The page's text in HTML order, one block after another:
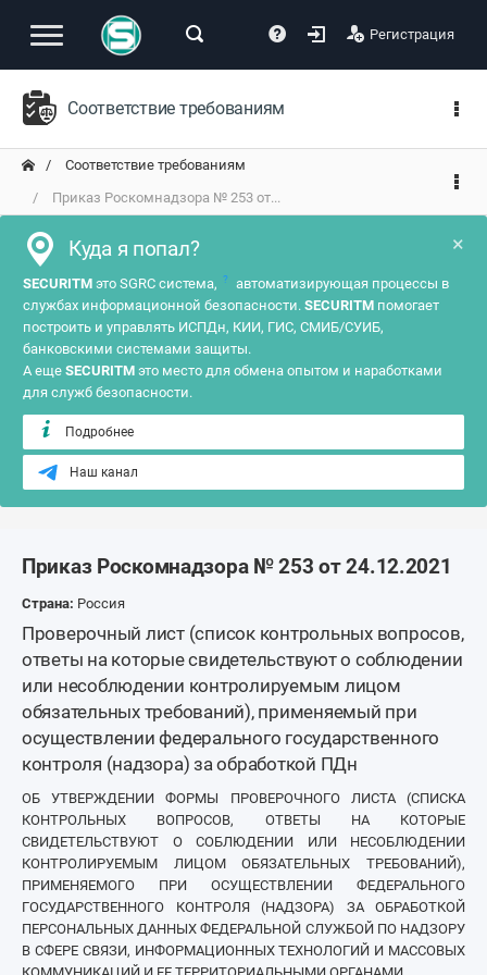
Регистрация
Соответствие требованиям
Соответствие требованиям
Приказ Роскомнадзора № 253 от...
×
Куда я попал?
SECURITM это SGRC система, ?
автоматизирующая процессы в
службах информационной безопасности. SECURITM помогает
построить и управлять ИСПДн, КИИ, ГИС, СМИБ/СУИБ,
банковскими системами защиты.
А еще SECURITM это место для обмена опытом и наработками
для служб безопасности.
Подробнее
Наш канал
Приказ Роскомнадзора № 253 от 24.12.2021
Страна: Россия
Проверочный лист (список контрольных вопросов,
ответы на которые свидетельствуют о соблюдении
или несоблюдении контролируемым лицом
обязательных требований), применяемый при
осуществлении федерального государственного
контроля (надзора) за обработкой ПДн
ОБ УТВЕРЖДЕНИИ ФОРМЫ ПРОВЕРОЧНОГО ЛИСТА (СПИСКА
КОНТРОЛЬНЫХ ВОПРОСОВ, ОТВЕТЫ НА КОТОРЫЕ
СВИДЕТЕЛЬСТВУЮТ О СОБЛЮДЕНИИ ИЛИ НЕСОБЛЮДЕНИИ
КОНТРОЛИРУЕМЫМ ЛИЦОМ ОБЯЗАТЕЛЬНЫХ ТРЕБОВАНИЙ),
ПРИМЕНЯЕМОГО ПРИ ОСУЩЕСТВЛЕНИИ ФЕДЕРАЛЬНОГО
ГОСУДАРСТВЕННОГО КОНТРОЛЯ (НАДЗОРА) ЗА ОБРАБОТКОЙ
ПЕРСОНАЛЬНЫХ ДАННЫХ ФЕДЕРАЛЬНОЙ СЛУЖБОЙ ПО НАДЗОРУ
В СФЕРЕ СВЯЗИ, ИНФОРМАЦИОННЫХ ТЕХНОЛОГИЙ И МАССОВЫХ